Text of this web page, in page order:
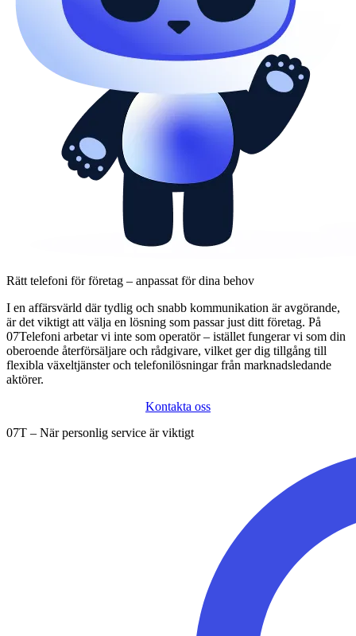
Rätt telefoni för företag – anpassat för dina behov
I en affärsvärld där tydlig och snabb kommunikation är avgörande,
är det viktigt att välja en lösning som passar just ditt företag. På
07Telefoni arbetar vi inte som operatör – istället fungerar vi som din
oberoende återförsäljare och rådgivare, vilket ger dig tillgång till
flexibla växeltjänster och telefonilösningar från marknadsledande
aktörer.
Kontakta oss
07T – När personlig service är viktigt